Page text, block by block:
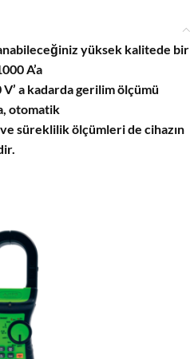
yüksek kalitede bir
A’a
a kadarda gerilim ölçümü
otomatik
süreklilik ölçümleri de cihazın